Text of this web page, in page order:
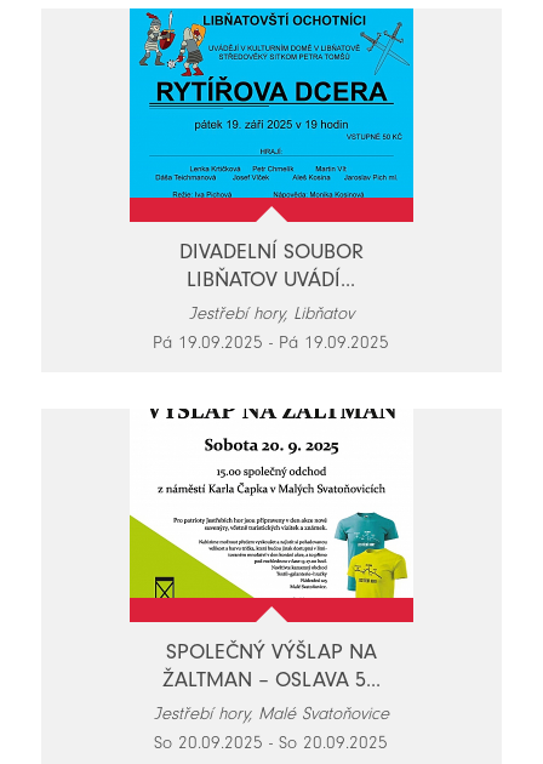
DIVADELNÍ SOUBOR
LIBŇATOV UVÁDÍ...
Jestřebí hory, Libňatov
Pá 19.09.2025 - Pá 19.09.2025
SPOLEČNÝ VÝŠLAP NA
ŽALTMAN – OSLAVA 5...
Jestřebí hory, Malé Svatoňovice
So 20.09.2025 - So 20.09.2025